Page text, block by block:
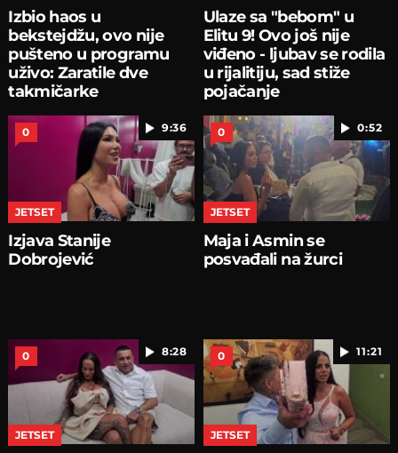
Izbio haos u
bekstejdžu, ovo nije
pušteno u programu
uživo: Zaratile dve
takmičarke
Ulaze sa "bebom" u
Elitu 9! Ovo još nije
viđeno - ljubav se rodila
u rijalitiju, sad stiže
pojačanje
9:36
0
JETSET
Izjava Stanije
Dobrojević
0:52
0
JETSET
Maja i Asmin se
posvađali na žurci
8:28
0
JETSET
11:21
0
JETSET